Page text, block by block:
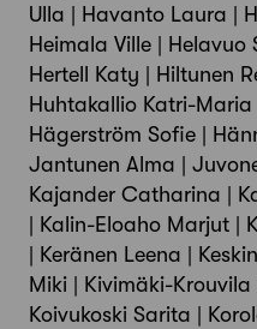
Ulla | Havanto Laura |
Heimala Ville | Helavuo
Hertell Katy | Hiltunen
Huhtakallio Katri-Maria
Hägerström Sofie |
Jantunen Alma |
Kajander Catharina |
| Kalin-Eloaho Marjut |
| Keränen Leena |
Miki | Kivimäki-Krouvila
Koivukoski Sarita |